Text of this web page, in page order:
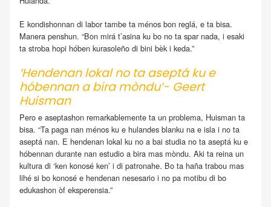
E kondishonnan di labor tambe ta ménos bon reglá, e ta bisa.
Manera penshun. “Bon mirá t’asina ku bo no ta spar nada, i esaki
ta stroba hopi hóben kurasoleño di bini bèk i keda.”
‘Hendenan lokal no ta aseptá ku e
hóbennan a bira mòndu’- Geert
Huisman
Pero e aseptashon remarkablemente ta un problema, Huisman ta
bisa. “Ta paga nan ménos ku e hulandes blanku na e isla i no ta
aseptá nan. E hendenan lokal ku no a bai studia no ta aseptá ku e
hóbennan durante nan estudio a bira mas mòndu. Aki ta reina un
kultura di ‘ken konosé ken’ i di patronahe. Bo ta haña trabou mas
lihé si bo konosé e hendenan nesesario i no pa motibu di bo
edukashon òf eksperensia.”